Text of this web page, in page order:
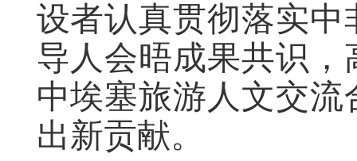
设者认真贯彻落实
导人会晤成果共识
中埃塞旅游人文交
出新贡献。